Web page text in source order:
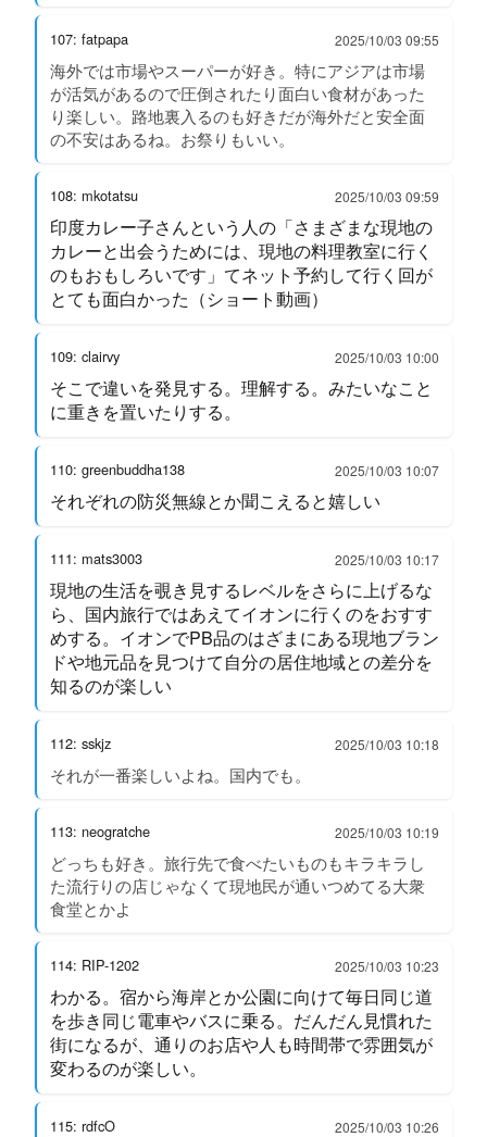
107: fatpapa 2025/10/03 09:55
海外では市場やスーパーが好き。特にアジアは市場
が活気があるので圧倒されたり面白い食材があった
り楽しい。路地裏入るのも好きだが海外だと安全面
の不安はあるね。お祭りもいい。
108: mkotatsu 2025/10/03 09:59
印度カレー子さんという人の「さまざまな現地の
カレーと出会うためには、現地の料理教室に行く
のもおもしろいです」てネット予約して行く回が
とても面白かった（ショート動画）
109: clairvy 2025/10/03 10:00
そこで違いを発見する。理解する。みたいなこと
に重きを置いたりする。
110: greenbuddha138 2025/10/03 10:07
それぞれの防災無線とか聞こえると嬉しい
111: mats3003 2025/10/03 10:17
現地の生活を覗き見するレベルをさらに上げるな
ら、国内旅行ではあえてイオンに行くのをおすす
めする。イオンでPB品のはざまにある現地ブラン
ドや地元品を見つけて自分の居住地域との差分を
知るのが楽しい
112: sskjz 2025/10/03 10:18
それが一番楽しいよね。国内でも。
113: neogratche 2025/10/03 10:19
どっちも好き。旅行先で食べたいものもキラキラし
た流行りの店じゃなくて現地民が通いつめてる大衆
食堂とかよ
114: RIP-1202 2025/10/03 10:23
わかる。宿から海岸とか公園に向けて毎日同じ道
を歩き同じ電車やバスに乗る。だんだん見慣れた
街になるが、通りのお店や人も時間帯で雰囲気が
変わるのが楽しい。
115: rdfcO 2025/10/03 10:26